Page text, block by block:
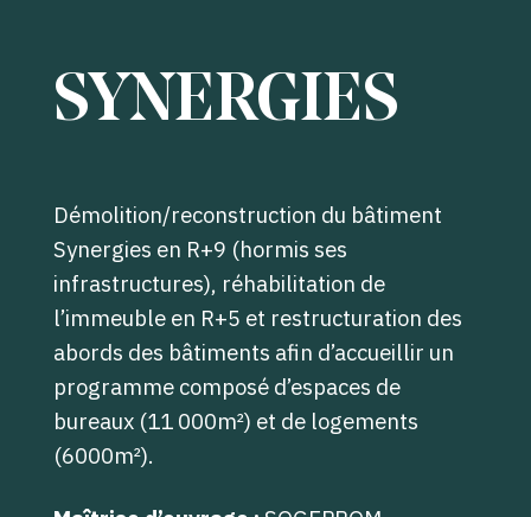
SYNERGIES
Démolition/reconstruction du bâtiment
Synergies en R+9 (hormis ses
infrastructures), réhabilitation de
l’immeuble en R+5 et restructuration des
abords des bâtiments afin d’accueillir un
programme composé d’espaces de
bureaux (11 000m²) et de logements
(6000m²).